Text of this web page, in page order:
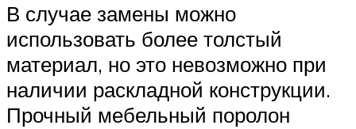
В случае замены можно
использовать более толстый
материал, но это невозможно при
наличии раскладной конструкции.
Прочный мебельный поролон